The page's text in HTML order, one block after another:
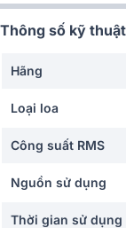
Thông số kỹ thuật
Hãng
Loại loa
Công suất RMS
Nguồn sử dụng
Thời gian sử dụng